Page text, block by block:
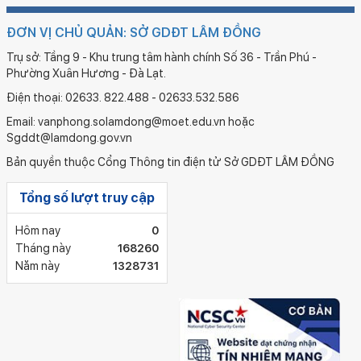
ĐƠN VỊ CHỦ QUẢN: SỞ GDĐT LÂM ĐỒNG
Trụ sở: Tầng 9 - Khu trung tâm hành chính Số 36 - Trần Phú -
Phường Xuân Hương - Đà Lạt.
Điện thoại: 02633. 822.488 - 02633.532.586
Email: vanphong.solamdong@moet.edu.vn hoặc
Sgddt@lamdong.gov.vn
Bản quyền thuộc Cổng Thông tin điện tử Sở GDĐT LÂM ĐỒNG
Tổng số lượt truy cập
Hôm nay
0
Tháng này
168260
Năm này
1328731